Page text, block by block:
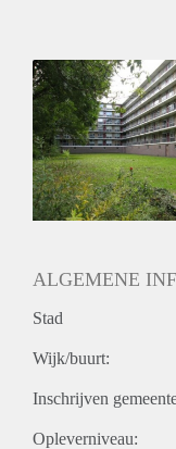
Huurtoeslag
Mogelijk
Inkomen eis
N.V.T.
Huurtermijn
Onbepaalde termijn
Oplevering
ALGEMENE
Stad
Wijk/buurt:
Inschrijven
Opleverniveau: